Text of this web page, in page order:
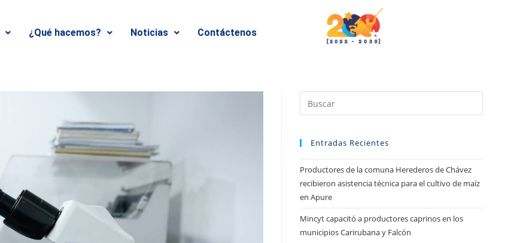
¿Qué hacemos? Noticias Contáctenos
Entradas Recientes
Productores de la comuna Herederos de Chávez
recibieron asistencia técnica para el cultivo de maíz
en Apure
Mincyt capacitó a productores caprinos en los
municipios Carirubana y Falcón